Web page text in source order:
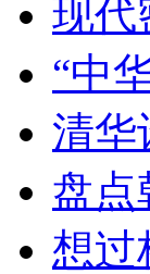
现
“中
清华
盘点
想过